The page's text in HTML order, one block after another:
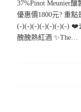
37%Pinot Meunier
優惠價1800元? 重
(-)(-)(-)(-)(-)(-)(-) ❤️
醜醜熱紅酒 ✨The…